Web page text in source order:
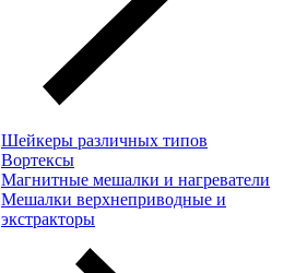
Шейкеры различных типов
Вортексы
Магнитные мешалки и нагреватели
Мешалки верхнеприводные и
экстракторы